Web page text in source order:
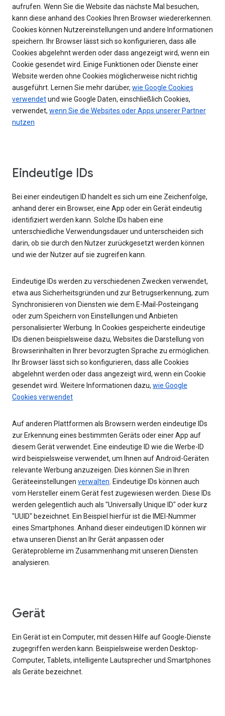
aufrufen. Wenn Sie die Website das nächste Mal besuchen,
kann diese anhand des Cookies Ihren Browser wiedererkennen.
Cookies können Nutzereinstellungen und andere Informationen
speichern. Ihr Browser lässt sich so konfigurieren, dass alle
Cookies abgelehnt werden oder dass angezeigt wird, wenn ein
Cookie gesendet wird. Einige Funktionen oder Dienste einer
Website werden ohne Cookies möglicherweise nicht richtig
ausgeführt. Lernen Sie mehr darüber, wie Google Cookies
verwendetund wie Google Daten, einschließlich Cookies,
verwendet, wenn Sie die Websites oder Apps unserer Partner
nutzen
Eindeutige IDs
Bei einer eindeutigen ID handelt es sich um eine Zeichenfolge,
anhand derer ein Browser, eine App oder ein Gerät eindeutig
identifiziert werden kann. Solche IDs haben eine
unterschiedliche Verwendungsdauer und unterscheiden sich
darin, ob sie durch den Nutzer zurückgesetzt werden können
und wie der Nutzer auf sie zugreifen kann.
Eindeutige IDs werden zu verschiedenen Zwecken verwendet,
etwa aus Sicherheitsgründen und zur Betrugserkennung, zum
Synchronisieren von Diensten wie dem E-Mail-Posteingang
oder zum Speichern von Einstellungen und Anbieten
personalisierter Werbung. In Cookies gespeicherte eindeutige
IDs dienen beispielsweise dazu, Websites die Darstellung von
Browserinhalten in Ihrer bevorzugten Sprache zu ermöglichen.
Ihr Browser lässt sich so konfigurieren, dass alle Cookies
abgelehnt werden oder dass angezeigt wird, wenn ein Cookie
gesendet wird. Weitere Informationen dazu, wie Google
Cookies verwendet
Auf anderen Plattformen als Browsern werden eindeutige IDs
zur Erkennung eines bestimmten Geräts oder einer App auf
diesem Gerät verwendet. Eine eindeutige ID wie die Werbe-ID
wird beispielsweise verwendet, um Ihnen auf Android-Geräten
relevante Werbung anzuzeigen. Dies können Sie in Ihren
Geräteeinstellungen verwalten. Eindeutige IDs können auch
vom Hersteller einem Gerät fest zugewiesen werden. Diese IDs
werden gelegentlich auch als "Universally Unique ID" oder kurz
"UUID" bezeichnet. Ein Beispiel hierfür ist die IMEI-Nummer
eines Smartphones. Anhand dieser eindeutigen ID können wir
etwa unseren Dienst an Ihr Gerät anpassen oder
Geräteprobleme im Zusammenhang mit unseren Diensten
analysieren.
Gerät
Ein Gerät ist ein Computer, mit dessen Hilfe auf Google-Dienste
zugegriffen werden kann. Beispielsweise werden Desktop-
Computer, Tablets, intelligente Lautsprecher und Smartphones
als Geräte bezeichnet.